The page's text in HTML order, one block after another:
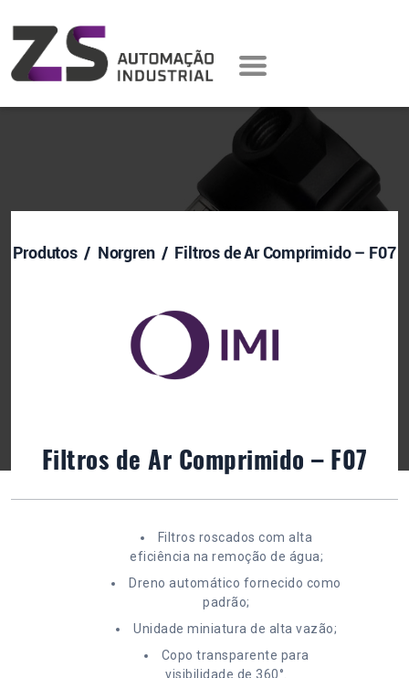
Produtos/ Norgren / Filtros de Ar Comprimido – F07
Filtros de Ar Comprimido – F07
Filtros roscados com alta
eficiência na remoção de água;
Dreno automático fornecido como
padrão;
Unidade miniatura de alta vazão;
Copo transparente para
visibilidade de 360°.